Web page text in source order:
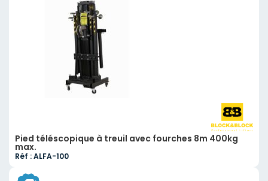
Pied téléscopique à treuil avec fourches 8m 400kg
max.
Réf : ALFA-100